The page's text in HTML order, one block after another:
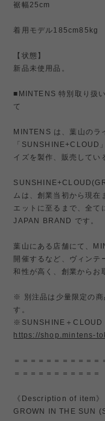
裾幅25cm
着用モデル185cm85kg
【状態】
新品未使用品。
■MINTENS 特別取り扱
て
MINTENS は、葉山のラ
「SUNSHINE+CLOUD
イズを製作、販売してい
ムは、創業当初から現在
エットに至るまで、全て
JAPAN BRAND です。
葉山にある店舗にて、
開催するなど、ヴィン
和性が高く、創業からお
※ 別注品は少量限定の商
す。
※SUNSHINE＋CLOUD
https://shop.mintens-
＝＝＝＝＝＝＝＝＝＝＝
＝＝＝＝＝＝＝＝＝＝＝
《Description of item》
GROWN IN THE SUN